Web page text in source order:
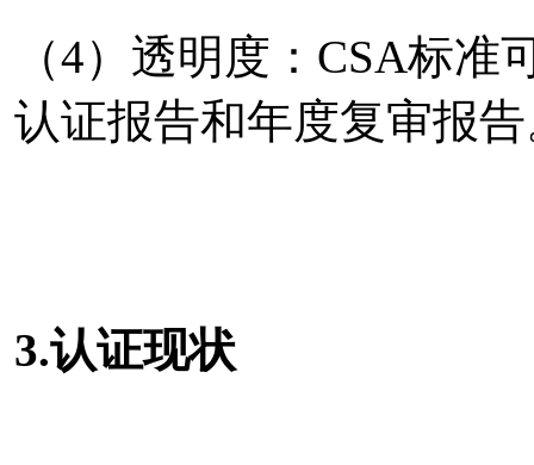
（4）透明度：CSA标
认证报告和年度复审报
3.认证现状